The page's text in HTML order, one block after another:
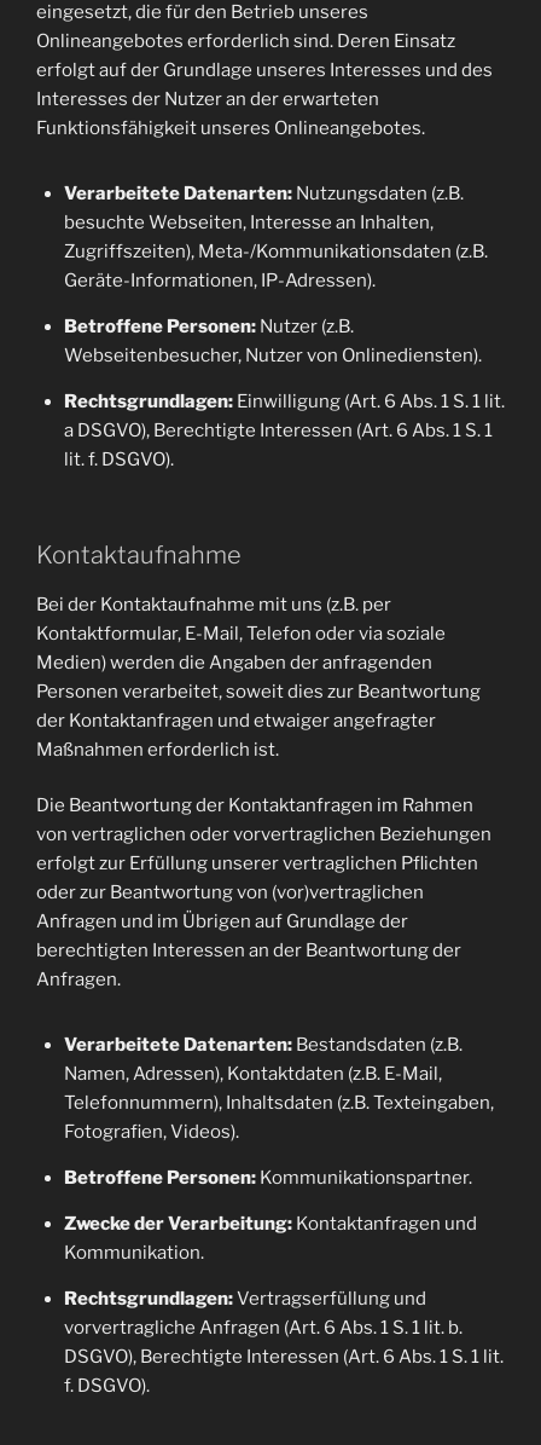
eingesetzt, die für den Betrieb unseres
Onlineangebotes erforderlich sind. Deren Einsatz
erfolgt auf der Grundlage unseres Interesses und des
Interesses der Nutzer an der erwarteten
Funktionsfähigkeit unseres Onlineangebotes.
Verarbeitete Datenarten:Nutzungsdaten (z.B.
besuchte Webseiten, Interesse an Inhalten,
Zugriffszeiten), Meta-/Kommunikationsdaten (z.B.
Geräte-Informationen, IP-Adressen).
Betroffene Personen:Nutzer (z.B.
Webseitenbesucher, Nutzer von Onlinediensten).
Rechtsgrundlagen:Einwilligung (Art. 6 Abs. 1 S. 1 lit.
a DSGVO), Berechtigte Interessen (Art. 6 Abs. 1 S. 1
lit. f. DSGVO).
Kontaktaufnahme
Bei der Kontaktaufnahme mit uns (z.B. per
Kontaktformular, E-Mail, Telefon oder via soziale
Medien) werden die Angaben der anfragenden
Personen verarbeitet, soweit dies zur Beantwortung
der Kontaktanfragen und etwaiger angefragter
Maßnahmen erforderlich ist.
Die Beantwortung der Kontaktanfragen im Rahmen
von vertraglichen oder vorvertraglichen Beziehungen
erfolgt zur Erfüllung unserer vertraglichen Pflichten
oder zur Beantwortung von (vor)vertraglichen
Anfragen und im Übrigen auf Grundlage der
berechtigten Interessen an der Beantwortung der
Anfragen.
Verarbeitete Datenarten:Bestandsdaten (z.B.
Namen, Adressen), Kontaktdaten (z.B. E-Mail,
Telefonnummern), Inhaltsdaten (z.B. Texteingaben,
Fotografien, Videos).
Betroffene Personen:Kommunikationspartner.
Zwecke der Verarbeitung:Kontaktanfragen und
Kommunikation.
Rechtsgrundlagen:Vertragserfüllung und
vorvertragliche Anfragen (Art. 6 Abs. 1 S. 1 lit. b.
DSGVO), Berechtigte Interessen (Art. 6 Abs. 1 S. 1 lit.
f. DSGVO).